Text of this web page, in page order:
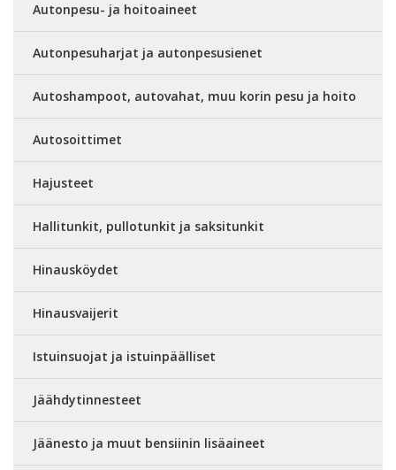
Autonpesu- ja hoitoaineet
Autonpesuharjat ja autonpesusienet
Autoshampoot, autovahat, muu korin pesu ja hoito
Autosoittimet
Hajusteet
Hallitunkit, pullotunkit ja saksitunkit
Hinausköydet
Hinausvaijerit
Istuinsuojat ja istuinpäälliset
Jäähdytinnesteet
Jäänesto ja muut bensiinin lisäaineet